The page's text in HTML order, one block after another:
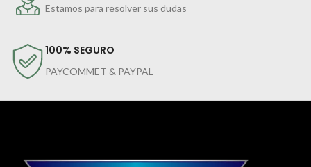
Estamos para resolver sus dudas
100% SEGURO
PAYCOMMET & PAYPAL